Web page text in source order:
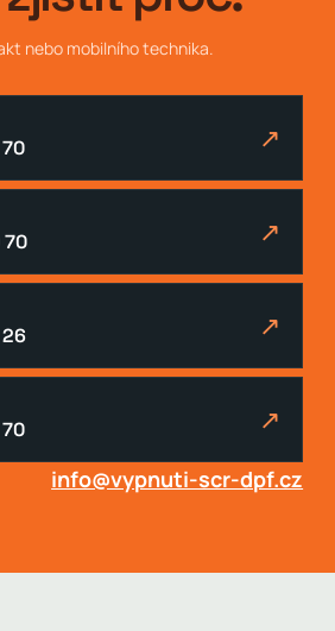
nebo mobilního technika.
↗
70 ↗
↗
↗
info@vypnuti-scr-dpf.cz